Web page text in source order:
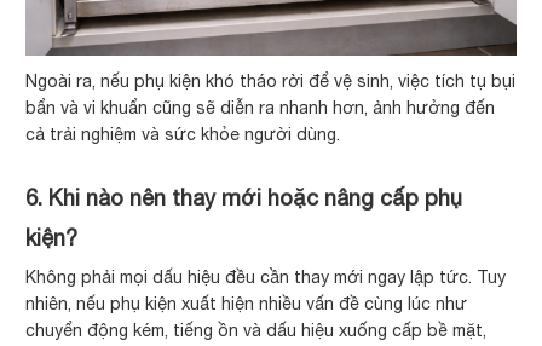
Ngoài ra, nếu phụ kiện khó tháo rời để vệ sinh, việc tích tụ bụi
bẩn và vi khuẩn cũng sẽ diễn ra nhanh hơn, ảnh hưởng đến
cả trải nghiệm và sức khỏe người dùng.
6. Khi nào nên thay mới hoặc nâng cấp phụ
kiện?
Không phải mọi dấu hiệu đều cần thay mới ngay lập tức. Tuy
nhiên, nếu phụ kiện xuất hiện nhiều vấn đề cùng lúc như
chuyển động kém, tiếng ồn và dấu hiệu xuống cấp bề mặt,